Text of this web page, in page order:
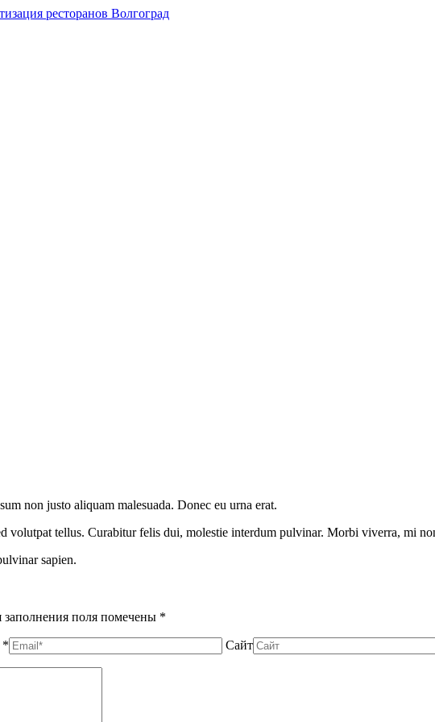
non justo aliquam malesuada. Donec eu urna erat.
volutpat tellus. Curabitur felis dui, molestie interdum pulvinar. Morbi viverra, mi
sapien.
заполнения поля помечены *
* Сайт